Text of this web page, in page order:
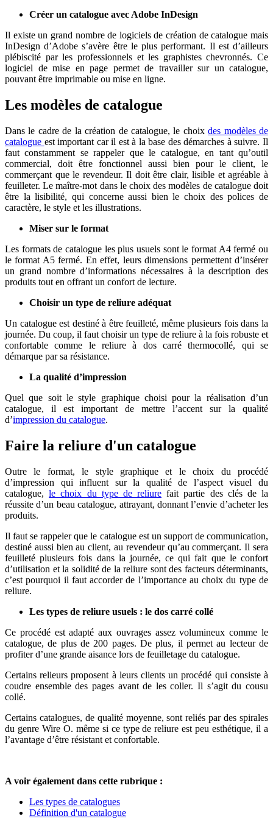
Créer un catalogue avec Adobe InDesign
Il existe un grand nombre de logiciels de création de catalogue mais
InDesign d’Adobe s’avère être le plus performant. Il est d’ailleurs
plébiscité par les professionnels et les graphistes chevronnés. Ce
logiciel de mise en page permet de travailler sur un catalogue,
pouvant être imprimable ou mise en ligne.
Les modèles de catalogue
Dans le cadre de la création de catalogue, le choixdes modèles de
catalogue est important car il est à la base des démarches à suivre. Il
faut constamment se rappeler que le catalogue, en tant qu’outil
commercial, doit être fonctionnel aussi bien pour le client, le
commerçant que le revendeur. Il doit être clair, lisible et agréable à
feuilleter. Le maître-mot dans le choix des modèles de catalogue doit
être la lisibilité, qui concerne aussi bien le choix des polices de
caractère, le style et les illustrations.
Miser sur le format
Les formats de catalogue les plus usuels sont le format A4 fermé ou
le format A5 fermé. En effet, leurs dimensions permettent d’insérer
un grand nombre d’informations nécessaires à la description des
produits tout en offrant un confort de lecture.
Choisir un type de reliure adéquat
Un catalogue est destiné à être feuilleté, même plusieurs fois dans la
journée. Du coup, il faut choisir un type de reliure à la fois robuste et
confortable comme le reliure à dos carré thermocollé, qui se
démarque par sa résistance.
La qualité d’impression
Quel que soit le style graphique choisi pour la réalisation d’un
catalogue, il est important de mettre l’accent sur la qualité
d’impression du catalogue.
Faire la reliure d'un catalogue
Outre le format, le style graphique et le choix du procédé
d’impression qui influent sur la qualité de l’aspect visuel du
catalogue,le choix du type de reliure fait partie des clés de la
réussite d’un beau catalogue, attrayant, donnant l’envie d’acheter les
produits.
Il faut se rappeler que le catalogue est un support de communication,
destiné aussi bien au client, au revendeur qu’au commerçant. Il sera
feuilleté plusieurs fois dans la journée, ce qui fait que le confort
d’utilisation et la solidité de la reliure sont des facteurs déterminants,
c’est pourquoi il faut accorder de l’importance au choix du type de
reliure.
Les types de reliure usuels : le dos carré collé
Ce procédé est adapté aux ouvrages assez volumineux comme le
catalogue, de plus de 200 pages. De plus, il permet au lecteur de
profiter d’une grande aisance lors de feuilletage du catalogue.
Certains relieurs proposent à leurs clients un procédé qui consiste à
coudre ensemble des pages avant de les coller. Il s’agit du cousu
collé.
Certains catalogues, de qualité moyenne, sont reliés par des spirales
du genre Wire O. même si ce type de reliure est peu esthétique, il a
l’avantage d’être résistant et confortable.
A voir également dans cette rubrique :
Les types de catalogues
Définition d'un catalogue